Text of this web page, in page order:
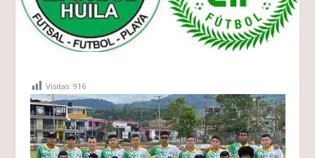
Visitas: 916